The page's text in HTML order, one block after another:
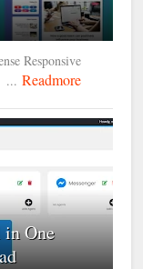
Responsive
... Readmore
One